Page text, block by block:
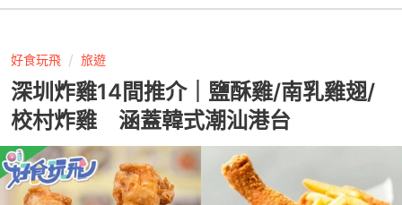
好食玩飛 旅遊
深圳炸雞14間推介｜鹽酥雞/南乳雞翅/
校村炸雞 涵蓋韓式潮汕港台